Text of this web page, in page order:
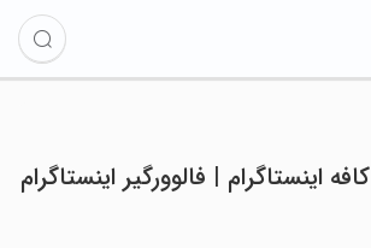
کافه اینستاگرام | فالوورگیر اینستاگرام